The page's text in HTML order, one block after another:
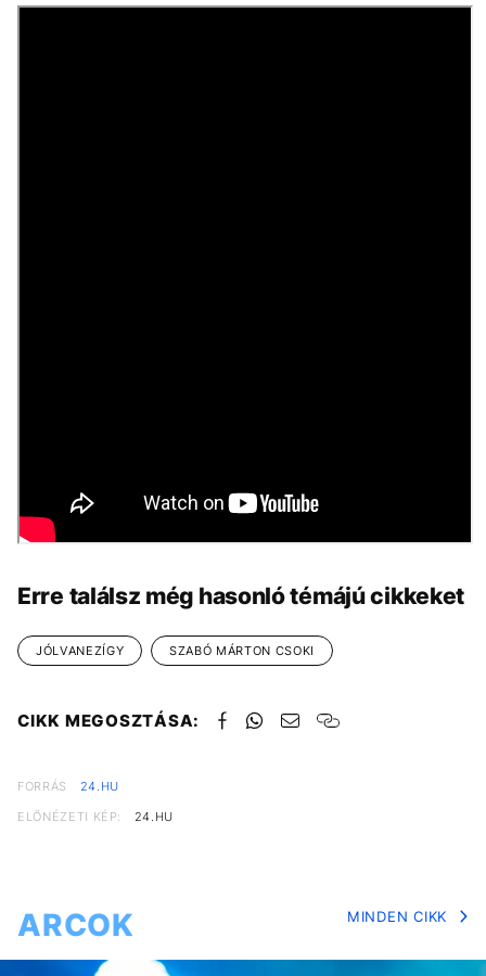
Erre találsz még hasonló témájú cikkeket
JÓLVANEZÍGY SZABÓ MÁRTON CSOKI
CIKK MEGOSZTÁSA:
FORRÁS
24.HU
ELŐNÉZETI KÉP:
24.HU
ARCOK MINDEN CIKK